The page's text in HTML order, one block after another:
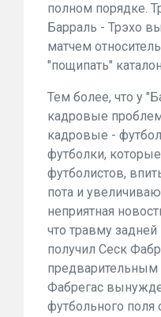
полном порядке.
Барраль - Трэхо
матчем
"пощипать"
Тем более, что у
кадровые
кадровые -
футболки,
футболистов,
пота и
неприятная
что травму
получил Сеск
предварительным
Фабрегас
футбольного поля